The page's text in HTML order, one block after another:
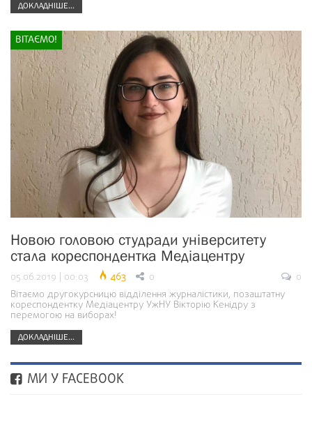
ДОКЛАДНІШЕ...
ВІТАЄМО!
Новою головою студради університету
стала кореспондентка Медіацентру
05.06.2019 | 00:03 463 0
0
Вітаємо другокурсницю відділення журналістики, позаштатну
кореспондентку Медіацентру УжНУ Вікторію Кенідру з
перемогою на виборах!
ДОКЛАДНІШЕ...
МИ У FACEBOOK